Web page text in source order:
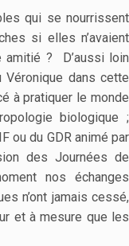
qui se nourrissent
si elles n’avaient
? D’aussi loin
Véronique dans cette
à pratiquer le monde
biologique ;
ou du GDR animé par
des Journées de
nos échanges
n’ont jamais cessé,
et à mesure que les